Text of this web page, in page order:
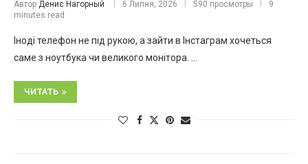
Автор Денис Нагорный 6 Липня, 2026 590 просмотры
9
minutes read
Іноді телефон не під рукою, а зайти в Інстаграм хочеться
саме з ноутбука чи великого монітора. …
ЧИТАТЬ